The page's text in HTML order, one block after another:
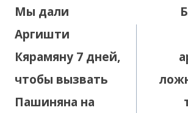
записям
Мы дали
Аргишти
Кярамяну 7 дней,
чтобы вызвать
Пашиняна на